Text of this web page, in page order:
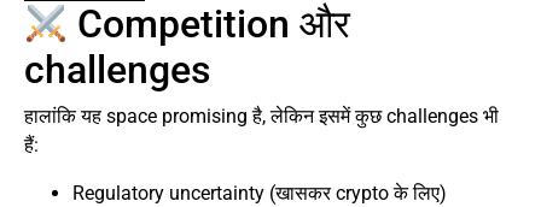
Competition और
challenges
हालांकि यह space promising है, लेकिन इसमें कुछ challenges भी
हैं:
Regulatory uncertainty (खासकर crypto के लिए)